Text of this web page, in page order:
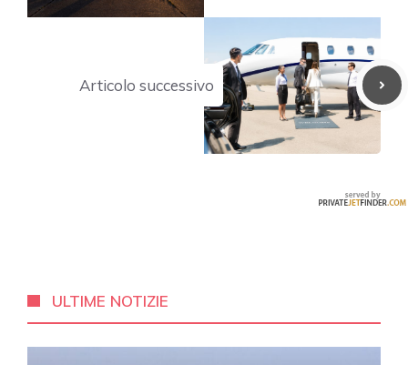
Articolo successivo
ULTIME NOTIZIE